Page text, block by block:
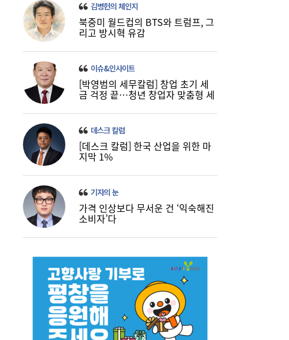
김병헌의 체인지
북중미 월드컵의 BTS와 트럼프, 그
리고 방시혁 유감
이슈&인사이트
[박영범의 세무칼럼] 창업 초기 세
금 걱정 끝…청년 창업자 맞춤형 세
데스크 칼럼
[데스크 칼럼] 한국 산업을 위한 마
지막 1%
기자의 눈
가격 인상보다 무서운 건 ‘익숙해진
소비자’다